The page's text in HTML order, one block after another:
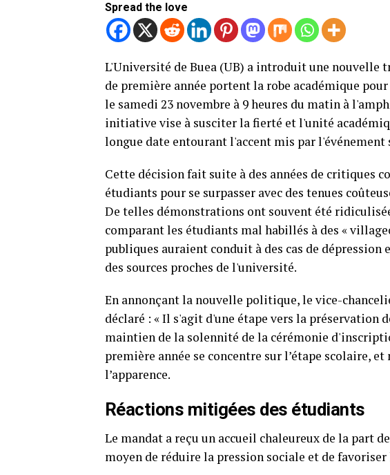
Spread the love
L'Université de Buea (UB) a introduit une nouvelle
de première année portent la robe académique
le samedi 23 novembre à 9 heures du matin à
initiative vise à susciter la fierté et l'unité
longue date entourant l'accent mis par l'événement
Cette décision fait suite à des années de critiques
étudiants pour se surpasser avec des tenues
De telles démonstrations ont souvent été
comparant les étudiants mal habillés à des «
publiques auraient conduit à des cas de
des sources proches de l'université.
En annonçant la nouvelle politique, le vice-
déclaré : « Il s'agit d'une étape vers la préservation
maintien de la solennité de la cérémonie
première année se concentre sur l’étape scolaire,
l’apparence.
Réactions mitigées des étudiants
Le mandat a reçu un accueil chaleureux de la part
moyen de réduire la pression sociale et de